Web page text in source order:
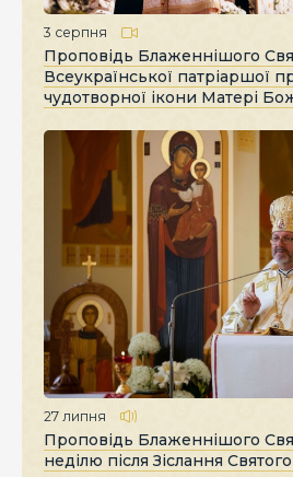
3 серпня
Проповідь Блаженнішого
Всеукраїнської патріаршої
чудотворної ікони Матері
27 липня
Проповідь Блаженнішого
неділю після Зіслання